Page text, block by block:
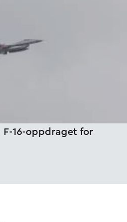
F-16-oppdraget for